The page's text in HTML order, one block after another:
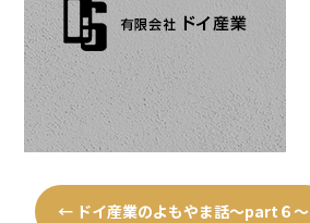
← ドイ産業のよもやま話～part６～